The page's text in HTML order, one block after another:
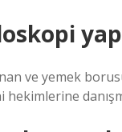
ve yemek